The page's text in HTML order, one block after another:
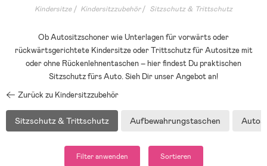
Kindersitze Kindersitzzubehör Sitzschutz & Trittschutz
Ob Autositzschoner wie Unterlagen für vorwärts oder
rückwärtsgerichtete Kindersitze oder Trittschutz für Autositze mit
oder ohne Rückenlehnentaschen – hier findest Du praktischen
Sitzschutz fürs Auto. Sieh Dir unser Angebot an!
Zurück zu Kindersitzzubehör
Sitzschutz & Trittschutz Aufbewahrungstaschen
Filter anwenden Sortieren